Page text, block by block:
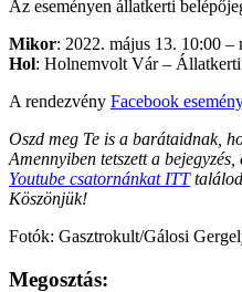
Az eseményen állatkerti
Mikor: 2022. május 13. 10:00 –
Hol: Holnemvolt Vár –
A rendezvény Facebook
Oszd meg Te is a barátaidnak,
Amennyiben tetszett a
Youtube csatornánkat ITT
Köszönjük!
Fotók: Gasztrokult/Gálosi
Megosztás: